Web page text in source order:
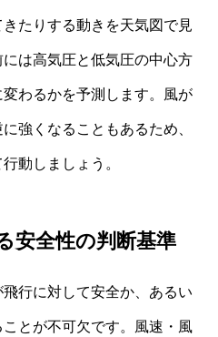
たりする動きを天気図で見
は高気圧と低気圧の中心方
わるかを予測します。風が
強くなることもあるため、
動しましょう。
安全性の判断基準
行に対して安全か、あるい
とが不可欠です。風速・風